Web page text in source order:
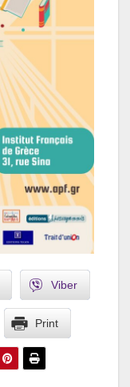
Viber
Print